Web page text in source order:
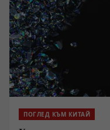
ПОГЛЕД КЪМ КИТАЙ